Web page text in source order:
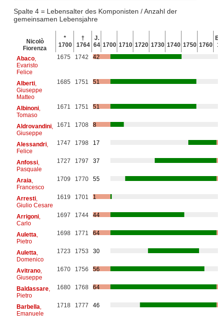
Spalte 4 = Lebensalter des Komponisten / Anzahl der
gemeinsamen Lebensjahre
Nicolò
Fiorenza
*
1700
†
1764
J.
64 1700 1710 1720 1730 1740 1750 1760
Abaco,
Evaristo
Felice
1675 1742 42
Alberti,
Giuseppe
Matteo
1685 1751 51
Albinoni,
Tomaso
1671 1751 51
Aldrovandini,
Giuseppe
1671 1708 8
Alessandri,
Felice
1747 1798 17
Anfossi,
Pasquale
1727 1797 37
Araia
Francesco
1709 1770 55
Arresti,
Giulio Cesare
1619 1701 1
Arrigoni,
Carlo
1697 1744 44
Auletta
Pietro
1698 1771 64
Auletta
Domenico
1723 1753 30
Avitrano,
Giuseppe
1670 1756 56
Baldassare,
Pietro
1680 1768 64
Barbella
Emanuele
1718 1777 46